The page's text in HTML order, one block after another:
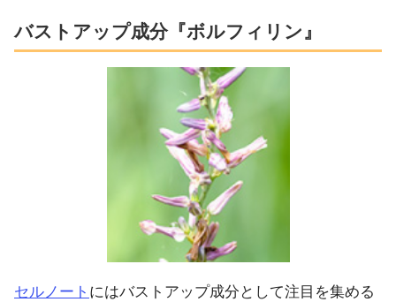
バストアップ成分『ボルフィリン』
セルノート にはバストアップ成分として注目を集める